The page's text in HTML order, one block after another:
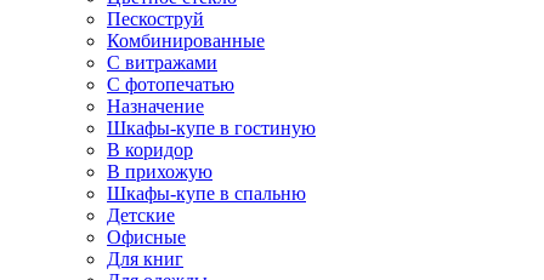
Пескоструй
Комбинированные
С витражами
С фотопечатью
Назначение
Шкафы-купе в гостиную
В коридор
В прихожую
Шкафы-купе в спальню
Детские
Офисные
Для книг